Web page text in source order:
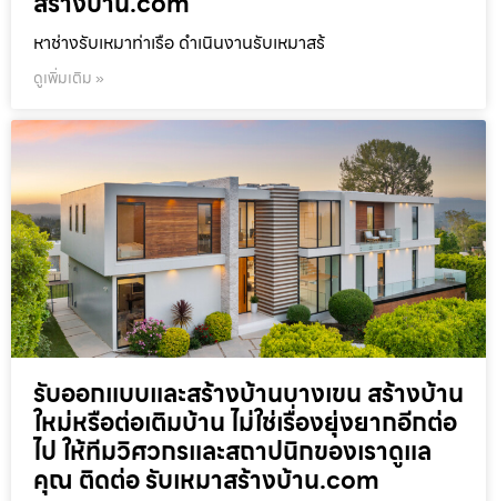
หาช่างรับเหมาท่าเรือ ดำเนินงานรับเหมาสร้
ดูเพิ่มเติม »
รับออกแบบและสร้างบ้านบางเขน สร้างบ้าน
ใหม่หรือต่อเติมบ้าน ไม่ใช่เรื่องยุ่งยากอีกต่อ
ไป ให้ทีมวิศวกรและสถาปนิกของเราดูแล
คุณ ติดต่อ รับเหมาสร้างบ้าน.com